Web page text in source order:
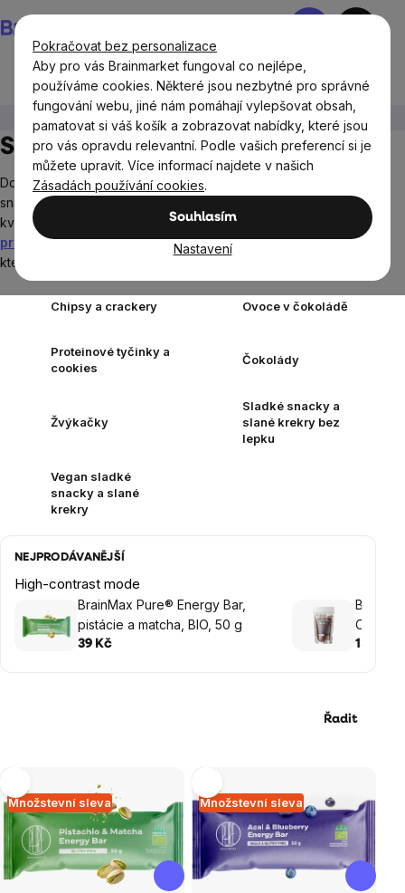
Pokračovat bez personalizace
Aby pro vás Brainmarket fungoval co nejlépe,
používáme cookies. Některé jsou nezbytné pro správné
fungování webu, jiné nám pomáhají vylepšovat obsah,
pamatovat si váš košík a zobrazovat nabídky, které jsou
pro vás opravdu relevantní. Podle vašich preferencí si je
můžete upravit. Více informací najdete v našich
Zásadách používání cookies.
Souhlasím
Nastavení
na
obsah
Nákupní
Potraviny Sladké snacky a slané krekry
Sladké snacky a slané krekry
Doplňte bílkoviny nebo si prostě jen pochutnejte. V kategorii
snacky najdete vhodné potraviny pro vaši svačinu v nejvyšší
kvalitě. Vyzkoušejte třeba našeproteinové cookies
proteinové tyčinkys vysokým obsahem bílkovin a vlákniny, u
kterých je většina ingrediencí v BIO kvalitě.
Chipsy a crackery Ovoce v čokoládě
Proteinové tyčinky a
cookies
Čokolády
Žvýkačky
Sladké snacky a
slané krekry bez
lepku
Vegan sladké
snacky a slané
krekry
NEJPRODÁVANĚJŠÍ
High-contrast mode
BrainMax Pure® Energy Bar,
pistácie a matcha, BIO, 50 g
39 Kč
v
159 Kč
Řadit
produktů
Množstevní sleva
Množstevní sleva